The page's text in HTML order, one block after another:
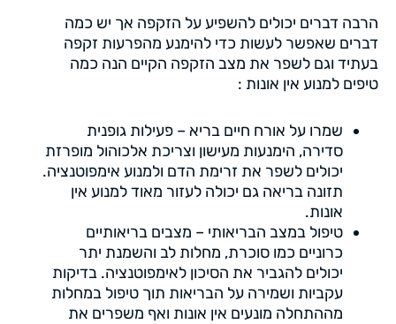
הרבה דברים יכולים להשפיע על הזקפה אך יש כמה
דברים שאפשר לעשות כדי להימנע מהפרעות זקפה
בעתיד וגם לשפר את מצב הזקפה הקיים הנה כמה
טיפים למנוע אין אונות :
שמרו על אורח חיים בריא – פעילות גופנית
סדירה, הימנעות מעישון וצריכת אלכוהול מופרזת
יכולים לשפר את זרימת הדם ולמנוע אימפוטנציה.
תזונה בריאה גם יכולה לעזור מאוד למנוע אין
אונות.
טיפול במצב הבריאותי – מצבים בריאותיים
כרוניים כמו סוכרת, מחלות לב והשמנת יתר
יכולים להגביר את הסיכון לאימפוטנציה. בדיקות
עקביות ושמירה על הבריאות תוך טיפול במחלות
מההתחלה מונעים אין אונות ואף משפרים את